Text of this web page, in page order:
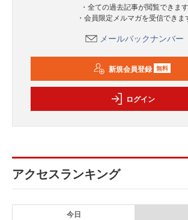
・全ての過去記事が閲覧できます
・会員限定メルマガを受信できま
メールバックナンバー
新規会員登録 無料
ログイン
アクセスランキング
今日